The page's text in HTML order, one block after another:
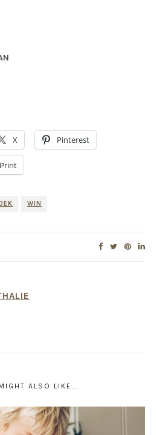
X Pinterest
Print
WIN
ALSO LIKE...